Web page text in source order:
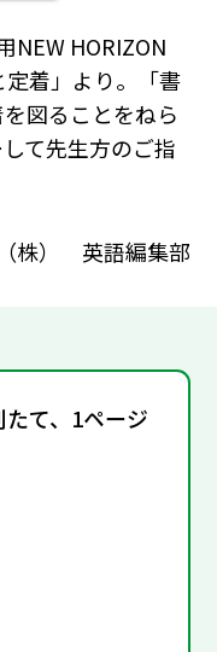
NEW HORIZON
着」より。「書
図ることをねら
て先生方のご指
株） 英語編集部
たて、1ページ